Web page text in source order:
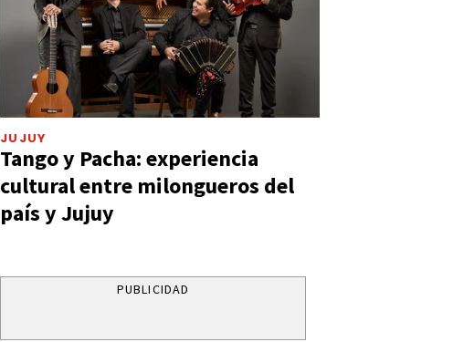
JUJUY
Tango y Pacha: experiencia
cultural entre milongueros del
país y Jujuy
PUBLICIDAD